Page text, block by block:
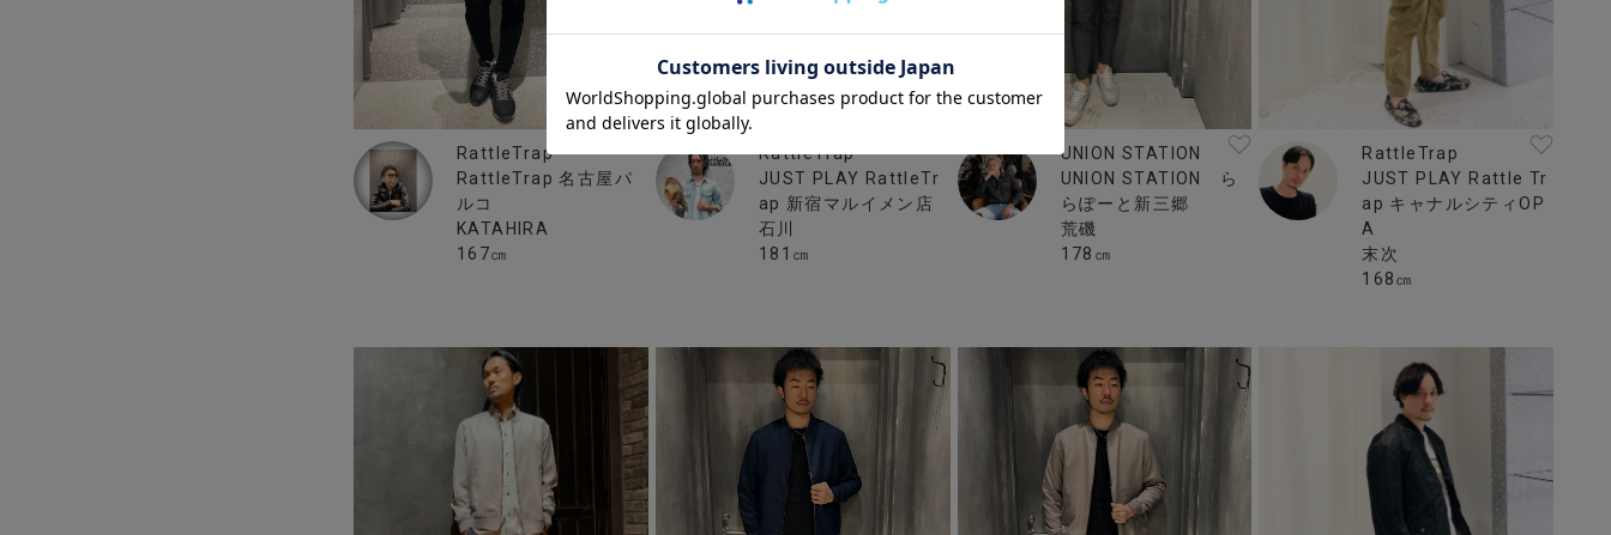
RattleTrap
RattleTrap 名古屋パ
ルコ
KATAHIRA
167㎝
RattleTrap
JUST PLAY RattleTr
ap 新宿マルイメン店
石川
181㎝
UNION STATION
UNION STATION ら
らぽーと新三郷
荒磯
178㎝
RattleTrap
JUST PLAY Rattle Tr
ap キャナルシティOP
A
末次
168㎝